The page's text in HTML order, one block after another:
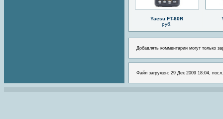
Yaesu FT-60R
руб.
Добавлять комментарии могут только
Файл загружен: 29 Дек 2009 18:04,